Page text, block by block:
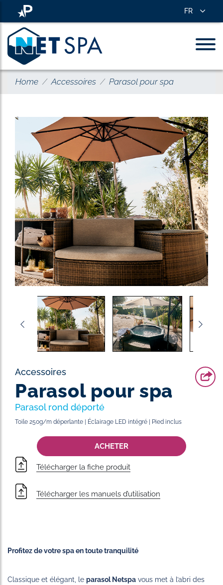
FR
Home Accessoires Parasol pour spa
Accessoires
Parasol pour spa
Parasol rond déporté
Toile 250g/m déperlante | Éclairage LED intégré | Pied inclus
ACHETER
Télécharger la fiche produit
Télécharger les manuels d’utilisation
Profitez de votre spa en toute tranquilité
Classique et élégant, le parasol Netspa vous met à l’abri des